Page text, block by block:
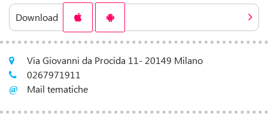
Download
Via Giovanni da Procida 11- 20149 Milano
0267971911
Mail tematiche